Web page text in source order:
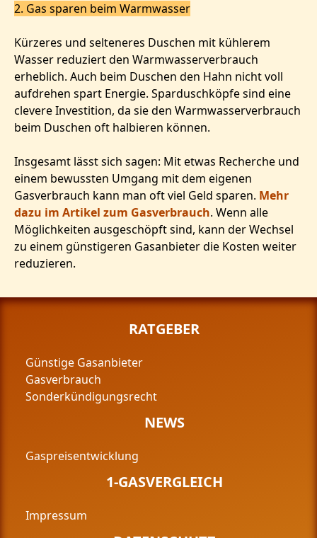
2. Gas sparen beim Warmwasser
Kürzeres und selteneres Duschen mit kühlerem
Wasser reduziert den Warmwasserverbrauch
erheblich. Auch beim Duschen den Hahn nicht voll
aufdrehen spart Energie. Sparduschköpfe sind eine
clevere Investition, da sie den Warmwasserverbrauch
beim Duschen oft halbieren können.
Insgesamt lässt sich sagen: Mit etwas Recherche und
einem bewussten Umgang mit dem eigenen
Gasverbrauch kann man oft viel Geld sparen. Mehr
dazu im Artikel zum Gasverbrauch. Wenn alle
Möglichkeiten ausgeschöpft sind, kann der Wechsel
zu einem günstigeren Gasanbieter die Kosten weiter
reduzieren.
RATGEBER
Günstige Gasanbieter
Gasverbrauch
Sonderkündigungsrecht
NEWS
Gaspreisentwicklung
1-GASVERGLEICH
Impressum